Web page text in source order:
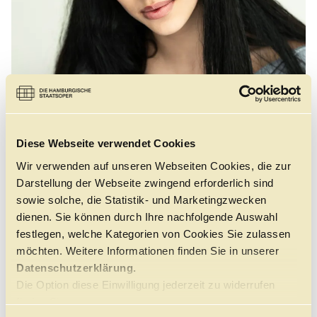
Diese Webseite verwendet Cookies
Wir verwenden auf unseren Webseiten Cookies, die zur
Darstellung der Webseite zwingend erforderlich sind
sowie solche, die Statistik- und Marketingzwecken
dienen. Sie können durch Ihre nachfolgende Auswahl
festlegen, welche Kategorien von Cookies Sie zulassen
möchten. Weitere Informationen finden Sie in unserer
Datenschutzerklärung.
Die Option diese Einwilligung jederzeit zu widerrufen
finden Sie
Führungen Jobs Kontakt
GEBOREN